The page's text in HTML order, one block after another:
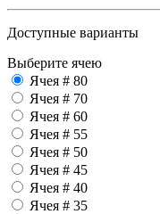
Доступные варианты
Выберите ячею
Ячея # 80
Ячея # 70
Ячея # 60
Ячея # 55
Ячея # 50
Ячея # 45
Ячея # 40
Ячея # 35